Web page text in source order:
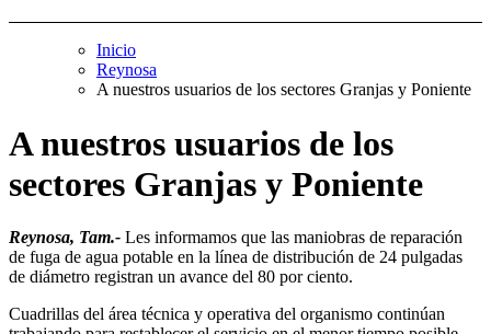
Inicio
Reynosa
A nuestros usuarios de los sectores Granjas y Poniente
A nuestros usuarios de los
sectores Granjas y Poniente
Reynosa, Tam.- Les informamos que las maniobras de reparación
de fuga de agua potable en la línea de distribución de 24 pulgadas
de diámetro registran un avance del 80 por ciento.
Cuadrillas del área técnica y operativa del organismo continúan